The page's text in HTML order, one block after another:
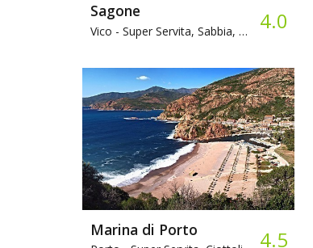
Sagone
Vico - Super Servita, Sabbia, Bar 4.0
Marina di Porto 4.5